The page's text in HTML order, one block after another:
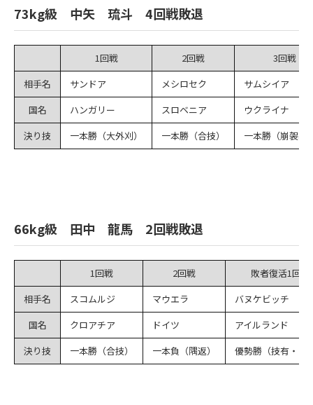
73kg級 中矢 琉斗 4回戦敗退
1回戦 2回戦
3回戦
相手名
サンドア メシロセク
サムシイア
国名
ハンガリー スロベニア
ウクライナ
決り技
一本勝（大外刈） 一本勝（合技） 一本勝（崩袈裟
66kg級 田中 龍馬 2回戦敗退
1回戦 2回戦
敗者復活1回戦
相手名
スコムルジ マウエラ
バヌケビッチ
国名
クロアチア ドイツ
アイルランド
決り技
一本勝（合技） 一本負（隅返） 優勢勝（技有・内